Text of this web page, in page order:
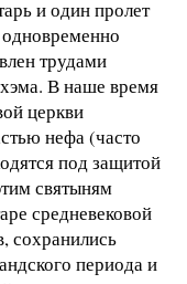
и один пролет
трудами
В наше время
церкви
нефа (часто
под защитой
святыням
средневековой
сохранились
периода и